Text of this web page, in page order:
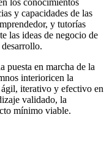
los conocimientos
y capacidades de las
y tutorías
las ideas de negocio de
desarrollo.
puesta en marcha de la
interioricen la
iterativo y efectivo en
validado, la
mínimo viable.